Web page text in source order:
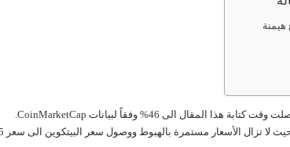
هيمنة
هذا المقال الى 46% وفقاً لبيانات CoinMarketCap